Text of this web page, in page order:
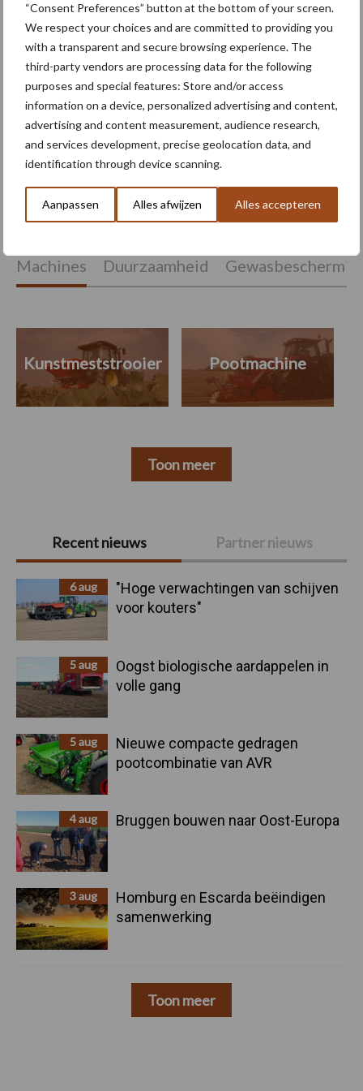
“Consent Preferences” button at the bottom of your screen.
We respect your choices and are committed to providing you
with a transparent and secure browsing experience. The
third-party vendors are processing data for the following
purposes and special features: Store and/or access
information on a device, personalized advertising and content,
advertising and content measurement, audience research,
and services development, precise geolocation data, and
identification through device scanning.
Aanpassen Alles afwijzen Alles accepteren
Primaire
Sidebar
Recent nieuws Partner nieuws
6 aug
"Hoge verwachtingen van schijven
voor kouters"
5 aug
Oogst biologische aardappelen in
volle gang
5 aug
Nieuwe compacte gedragen
pootcombinatie van AVR
4 aug Bruggen bouwen naar Oost-Europa
3 aug
Homburg en Escarda beëindigen
samenwerking
Toon meer
gelimiteerd jubileummodel
Juiste bandenspanning
levert meetbare
brandstofbesparing op bij
transportwerk
Themapagina's
Machines Duurzaamheid
Kunstmeststrooier Pootmachine
Toon meer